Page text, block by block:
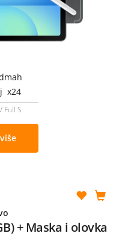
x24
Full S
+ Maska i olovka